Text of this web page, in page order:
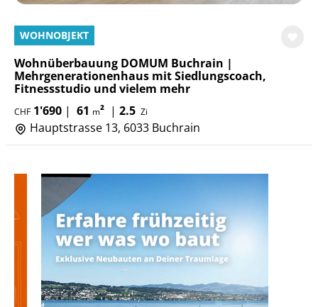
WOHNOBJEKT
Wohnüberbauung DOMUM Buchrain |
Mehrgenerationenhaus mit Siedlungscoach,
Fitnessstudio und vielem mehr
CHF 1'690 | 61 m² | 2.5 Zi
Hauptstrasse 13, 6033 Buchrain